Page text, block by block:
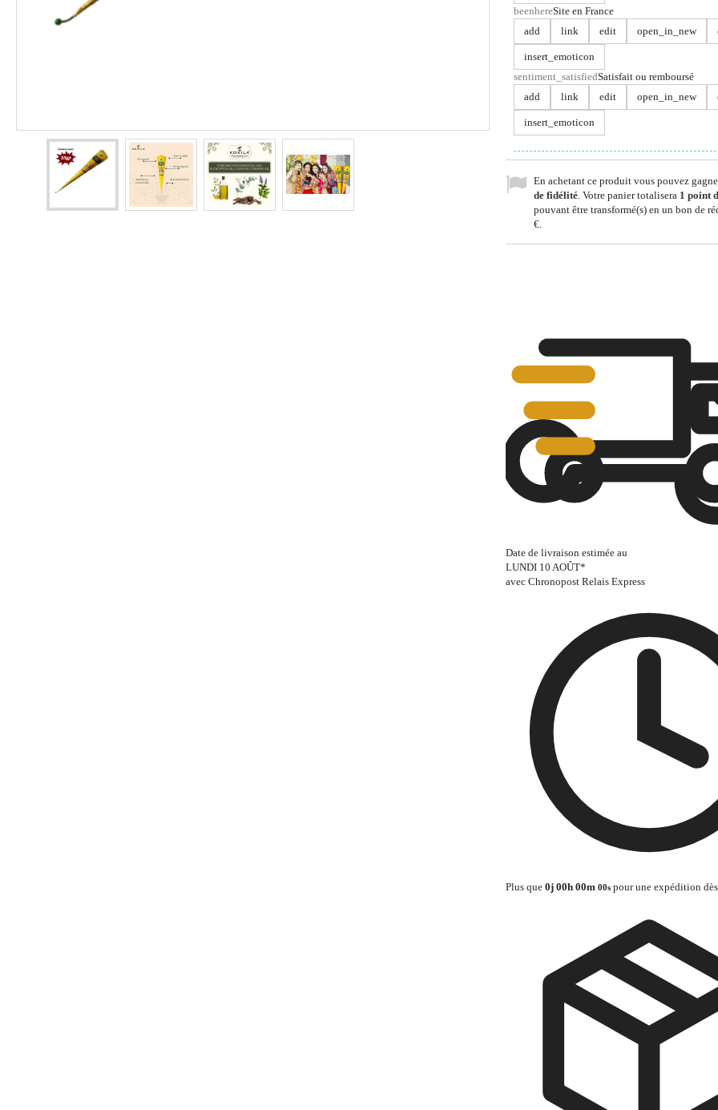
beenhereSite en France
add
link edit open_in_new
insert_emoticon
sentiment_satisfiedSatisfait ou remboursé
add
link edit open_in_new
insert_emoticon
En achetant ce produit vous pouvez
de fidélité. Votre panier totalisera 1 point
pouvant être transformé(s) en un bon de
€.
Date de livraison estimée au
LUNDI 10 AOÛT*
avec Chronopost Relais Express
Plus que 0j 00h 00m 00s pour une expédition